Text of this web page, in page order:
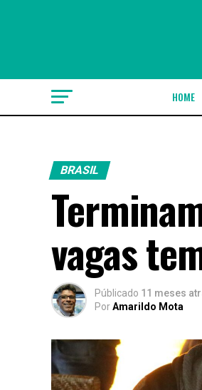
HOME
BRASIL
vagas
Públicado 11 meses
PorAmarildo Mota